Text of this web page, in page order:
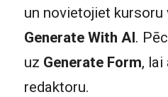
un novietojiet
Generate With AI.
uz Generate Form,
redaktoru.